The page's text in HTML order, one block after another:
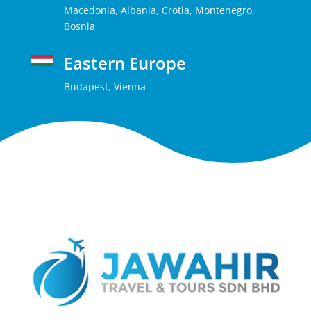
Macedonia, Albania, Crotia, Montenegro,
Bosnia
Eastern Europe
Budapest, Vienna